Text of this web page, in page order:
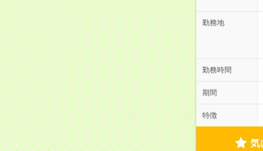
勤務地
勤務時間
期間
特徴
気